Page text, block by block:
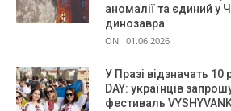
аномалії та єдиний у
динозавра
ON: 01.06.2026
У Празі відзначать 10
DAY: українців
фестиваль